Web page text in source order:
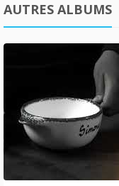
AUTRES ALBUMS